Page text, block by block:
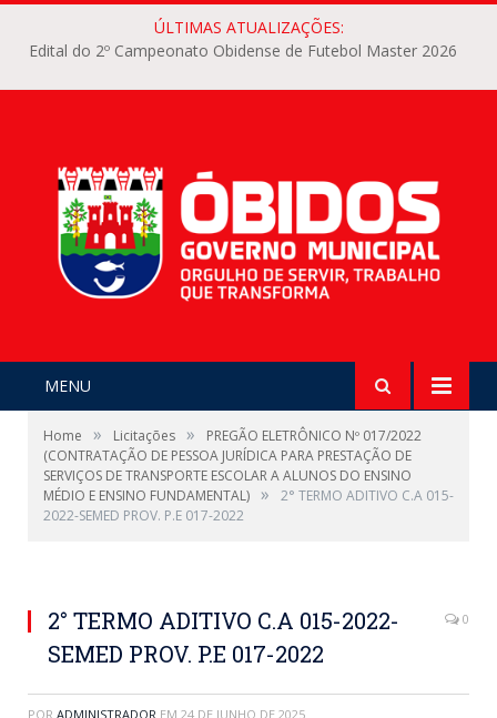
ÚLTIMAS ATUALIZAÇÕES:
Edital do 2º Campeonato Obidense de Futebol Master 2026
MENU
Home » Licitações »
PREGÃO ELETRÔNICO Nº 017/2022
(CONTRATAÇÃO DE PESSOA JURÍDICA PARA PRESTAÇÃO DE
SERVIÇOS DE TRANSPORTE ESCOLAR A ALUNOS DO ENSINO
MÉDIO E ENSINO FUNDAMENTAL) »
2° TERMO ADITIVO C.A 015-
2022-SEMED PROV. P.E 017-2022
2° TERMO ADITIVO C.A 015-2022-
SEMED PROV. P.E 017-2022
0
POR ADMINISTRADOR EM 24 DE JUNHO DE 2025